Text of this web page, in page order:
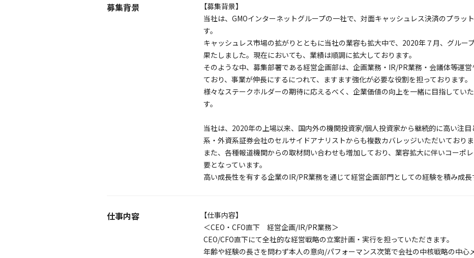
募集背景
【募集背景】
当社は、GMOインターネットグループの一社で、対面キャッシュレス決済のプラッ
す。
キャッシュレス市場の拡がりとともに当社の業容も拡大中で、2020年７月、グルー
果たしました。現在においても、業績は順調に拡大しております。
そのような中、募集部署である経営企画部は、企画業務・IR/PR業務・会議体等運
ており、事業が伸長にするにつれて、ますます強化が必要な役割を担っております。
様々なステークホルダーの期待に応えるべく、企業価値の向上を一緒に目指してい
す。
当社は、2020年の上場以来、国内外の機関投資家/個人投資家から継続的に高い注
系・外資系証券会社のセルサイドアナリストからも複数カバレッジいただいておりま
また、各種報道機関からの取材問い合わせも増加しており、業容拡大に伴いコーポ
要となっています。
高い成長性を有する企業のIR/PR業務を通じて経営企画部門としての経験を積み成長
仕事内容
【仕事内容】
＜CEO・CFO直下 経営企画/IR/PR業務＞
CEO/CFO直下にて全社的な経営戦略の立案計画・実行を担っていただきます。
年齢や経験の長さを問わず本人の意向/パフォーマンス次第で会社の中核戦略の中心